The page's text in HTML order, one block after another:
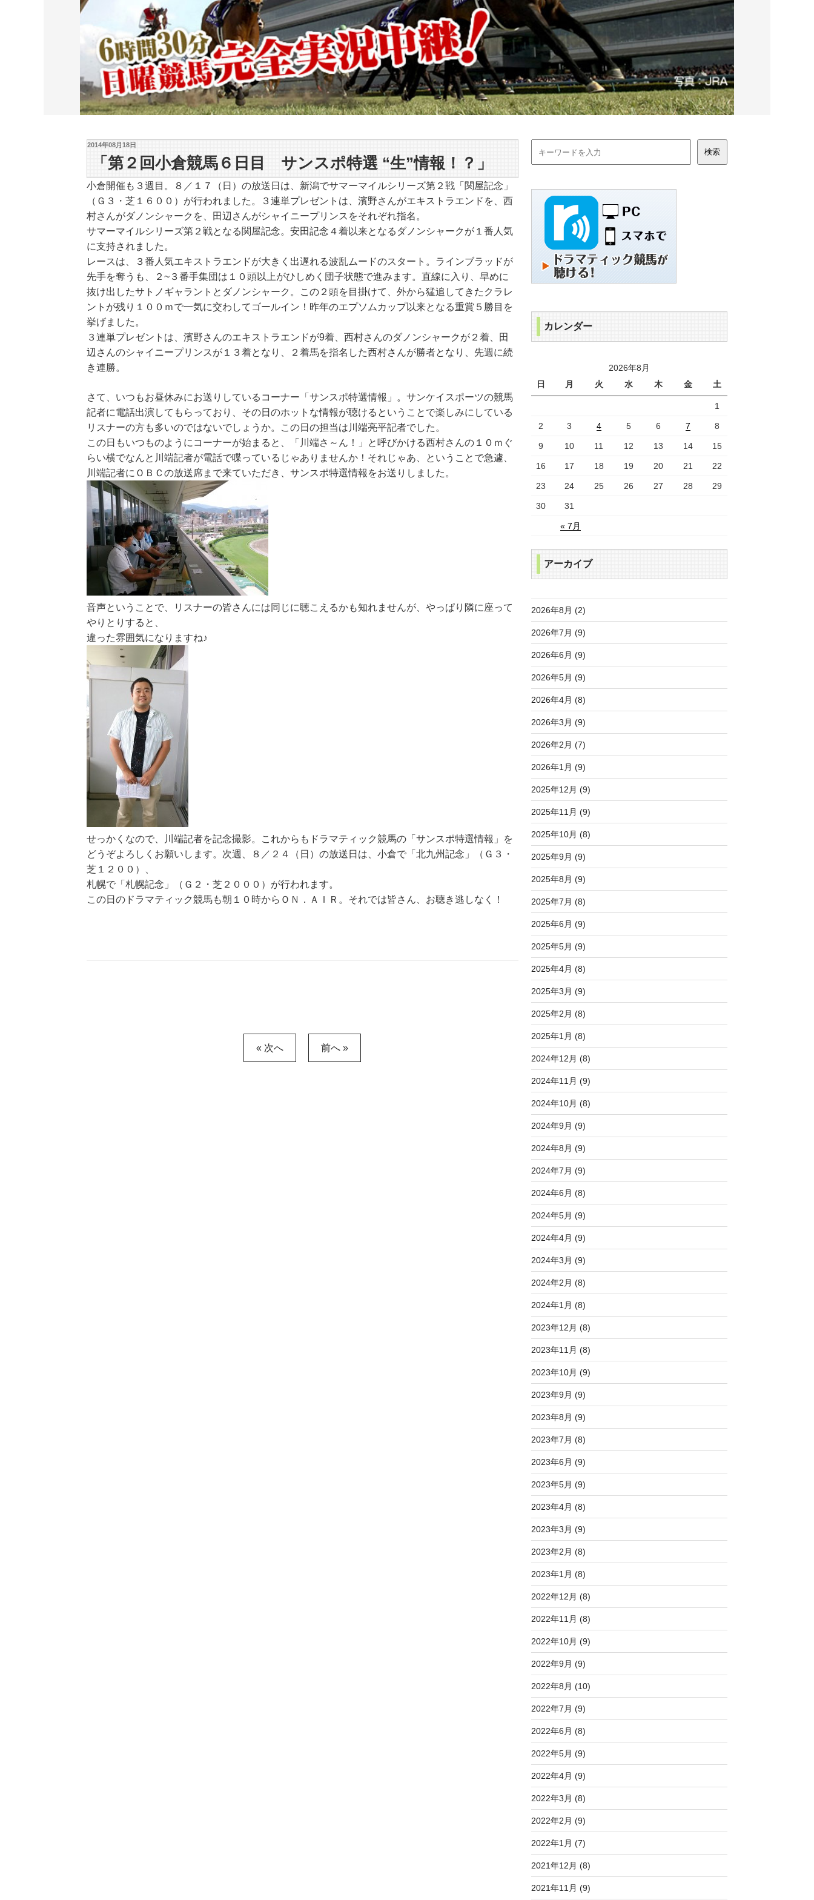
2014年08月18日
「第２回小倉競馬６日目 サンスポ特選 “生”情報！？」
小倉開催も３週目。８／１７（日）の放送日は、新潟でサマーマイルシリーズ第２戦「関屋記念」
（Ｇ３・芝１６００）が行われました。３連単プレゼントは、濱野さんがエキストラエンドを、西
村さんがダノンシャークを、田辺さんがシャイニープリンスをそれぞれ指名。
サマーマイルシリーズ第２戦となる関屋記念。安田記念４着以来となるダノンシャークが１番人気
に支持されました。
レースは、３番人気エキストラエンドが大きく出遅れる波乱ムードのスタート。ラインブラッドが
先手を奪うも、２~３番手集団は１０頭以上がひしめく団子状態で進みます。直線に入り、早めに
抜け出したサトノギャラントとダノンシャーク。この２頭を目掛けて、外から猛追してきたクラレ
ントが残り１００ｍで一気に交わしてゴールイン！昨年のエプソムカップ以来となる重賞５勝目を
挙げました。
３連単プレゼントは、濱野さんのエキストラエンドが9着、西村さんのダノンシャークが２着、田
辺さんのシャイニープリンスが１３着となり、２着馬を指名した西村さんが勝者となり、先週に続
き連勝。
さて、いつもお昼休みにお送りしているコーナー「サンスポ特選情報」。サンケイスポーツの競馬
記者に電話出演してもらっており、その日のホットな情報が聴けるということで楽しみにしている
リスナーの方も多いのではないでしょうか。この日の担当は川端亮平記者でした。
この日もいつものようにコーナーが始まると、「川端さ～ん！」と呼びかける西村さんの１０ｍぐ
らい横でなんと川端記者が電話で喋っているじゃありませんか！それじゃあ、ということで急遽、
川端記者にＯＢＣの放送席まで来ていただき、サンスポ特選情報をお送りしました。
音声ということで、リスナーの皆さんには同じに聴こえるかも知れませんが、やっぱり隣に座って
やりとりすると、
違った雰囲気になりますね♪
せっかくなので、川端記者を記念撮影。これからもドラマティック競馬の「サンスポ特選情報」を
どうぞよろしくお願いします。次週、８／２４（日）の放送日は、小倉で「北九州記念」（Ｇ３・
芝１２００）、
札幌で「札幌記念」（Ｇ２・芝２０００）が行われます。
この日のドラマティック競馬も朝１０時からＯＮ．ＡＩＲ。それでは皆さん、お聴き逃しなく！
« 次へ 前へ »
カレンダー
2026年8月
日
月 火 水 木 金 土
« 7月
1
2 3 4 5 6 7 8
9 10 11 12 13 14 15
16 17 18 19 20 21 22
23 24 25 26 27 28 29
30 31
アーカイブ
2026年8月 (2)
2026年7月 (9)
2026年6月 (9)
2026年5月 (9)
2026年4月 (8)
2026年3月 (9)
2026年2月 (7)
2026年1月 (9)
2025年12月 (9)
2025年11月 (9)
2025年10月 (8)
2025年9月 (9)
2025年8月 (9)
2025年7月 (8)
2025年6月 (9)
2025年5月 (9)
2025年4月 (8)
2025年3月 (9)
2025年2月 (8)
2025年1月 (8)
2024年12月 (8)
2024年11月 (9)
2024年10月 (8)
2024年9月 (9)
2024年8月 (9)
2024年7月 (9)
2024年6月 (8)
2024年5月 (9)
2024年4月 (9)
2024年3月 (9)
2024年2月 (8)
2024年1月 (8)
2023年12月 (8)
2023年11月 (8)
2023年10月 (9)
2023年9月 (9)
2023年8月 (9)
2023年7月 (8)
2023年6月 (9)
2023年5月 (9)
2023年4月 (8)
2023年3月 (9)
2023年2月 (8)
2023年1月 (8)
2022年12月 (8)
2022年11月 (8)
2022年10月 (9)
2022年9月 (9)
2022年8月 (10)
2022年7月 (9)
2022年6月 (8)
2022年5月 (9)
2022年4月 (9)
2022年3月 (8)
2022年2月 (9)
2022年1月 (7)
2021年12月 (8)
2021年11月 (9)